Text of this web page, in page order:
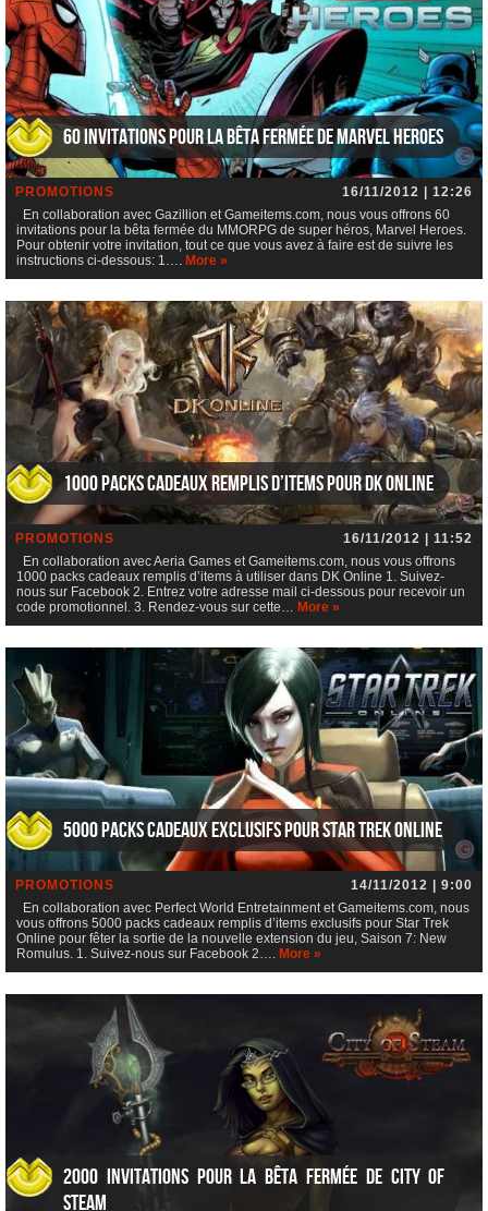
60 invitations pour la bêta fermée de Marvel Heroes
PROMOTIONS
16/11/2012 | 12:26
En collaboration avec Gazillion et Gameitems.com, nous vous offrons 60
invitations pour la bêta fermée du MMORPG de super héros, Marvel Heroes.
Pour obtenir votre invitation, tout ce que vous avez à faire est de suivre les
instructions ci-dessous: 1…. More »
1000 packs cadeaux remplis d’items pour DK Online
PROMOTIONS
16/11/2012 | 11:52
En collaboration avec Aeria Games et Gameitems.com, nous vous offrons
1000 packs cadeaux remplis d’items à utiliser dans DK Online 1. Suivez-
nous sur Facebook 2. Entrez votre adresse mail ci-dessous pour recevoir un
code promotionnel. 3. Rendez-vous sur cette… More »
5000 packs cadeaux exclusifs pour Star Trek Online
PROMOTIONS
14/11/2012 | 9:00
En collaboration avec Perfect World Entretainment et Gameitems.com, nous
vous offrons 5000 packs cadeaux remplis d’items exclusifs pour Star Trek
Online pour fêter la sortie de la nouvelle extension du jeu, Saison 7: New
Romulus. 1. Suivez-nous sur Facebook 2…. More »
2000 invitations pour la bêta fermée de City of
Steam